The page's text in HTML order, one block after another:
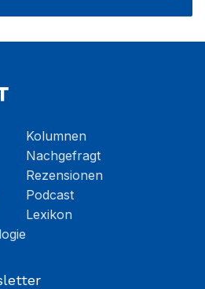
Kolumnen
Nachgefragt
Rezensionen
Podcast
Lexikon